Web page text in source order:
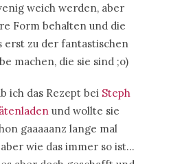
weich werden, aber
Form behalten und die
erst zu der fantastischen
machen, die sie sind ;o)
ich das Rezept bei Steph
und wollte sie
gaaaaanz lange mal
wie das immer so ist…